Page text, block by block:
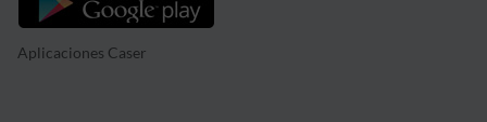
Aplicaciones Caser